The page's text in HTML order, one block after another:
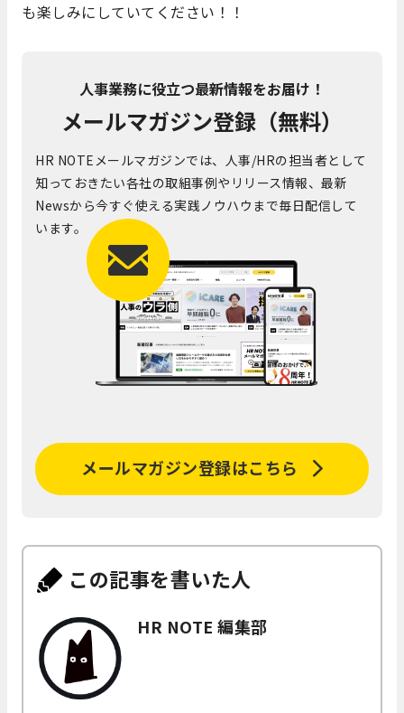
も楽しみにしていてください！！
人事業務に役立つ最新情報をお届け！
メールマガジン登録（無料）
HR NOTEメールマガジンでは、人事/HRの担当者として
知っておきたい各社の取組事例やリリース情報、最新
Newsから今すぐ使える実践ノウハウまで毎日配信して
います。
メールマガジン登録はこちら
この記事を書いた人
HR NOTE 編集部